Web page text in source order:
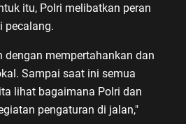
itu, Polri melibatkan peran
pecalang.
dengan mempertahankan dan
Sampai saat ini semua
lihat bagaimana Polri dan
pengaturan di jalan,"